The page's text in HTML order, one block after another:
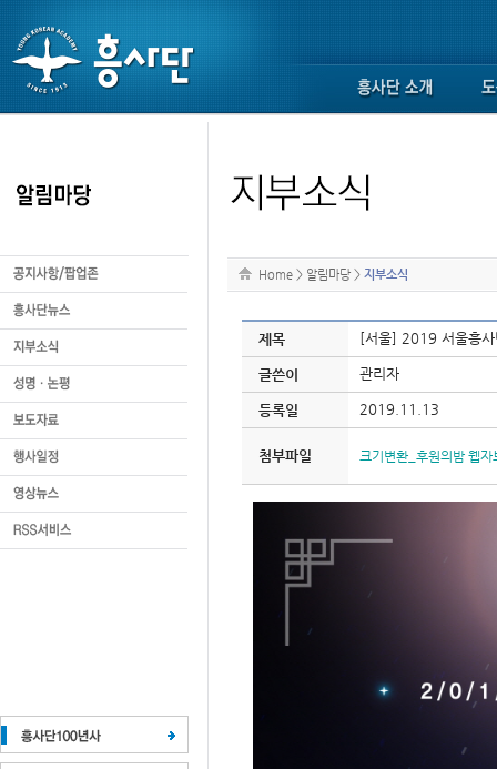
Home > 알림마당 > 지부소식
제목 [서울] 2019 서울흥사
글쓴이 관리자
등록일 2019.11.13
첨부파일 크기변환_후원의밤 웹